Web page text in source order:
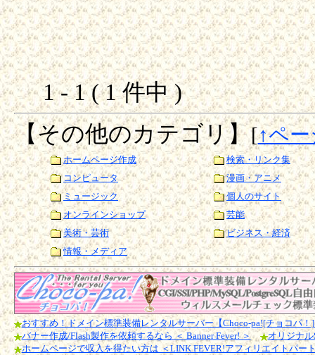
1 - 1 ( 1 件中 )
【その他のカテゴリ】[↑ペー
ホームページ作成
検索・リンク集
コンピュータ
漫画・アニメ
ミュージック
個人のサイト
オンラインショップ
芸能
美術・芸術
ビジネス・経済
情報・メディア
おすすめ！ドメイン標準装備レンタルサーバー【Choco-pa![チョコパ！
バナー作成/Flash製作を依頼するなら ＜ Banner Fever! ＞
オリジナ
ホームページで収入を得たい方は ＜LINK FEVER!アフィリエイトパー